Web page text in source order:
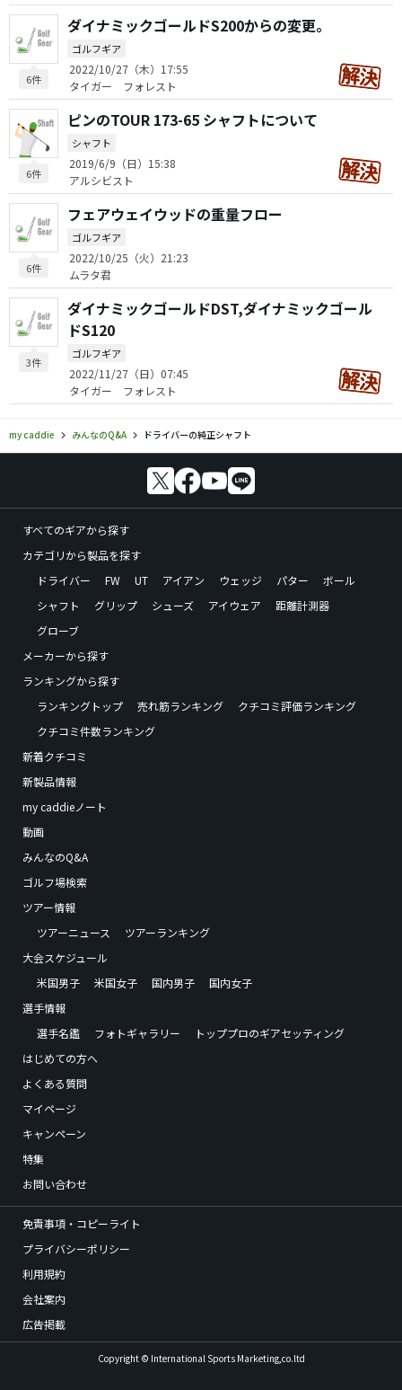
6件
ダイナミックゴールドS200からの変更。
ゴルフギア
2022/10/27（木）17:55
タイガー フォレスト
6件
ピンのTOUR 173-65 シャフトについて
シャフト
2019/6/9（日）15:38
アルシビスト
6件
フェアウェイウッドの重量フロー
ゴルフギア
2022/10/25（火）21:23
ムラタ君
3件
ダイナミックゴールドDST,ダイナミックゴール
ドS120
ゴルフギア
2022/11/27（日）07:45
タイガー フォレスト
my caddie みんなのQ&A ドライバーの純正シャフト
すべてのギアから探す
カテゴリから製品を探す
ドライバー
FW UT アイアン ウェッジ パター
ボール
シャフト
グリップ シューズ アイウェア
距離計測器
グローブ
メーカーから探す
ランキングから探す
ランキングトップ
売れ筋ランキング
クチコミ評価ランキング
クチコミ件数ランキング
新着クチコミ
新製品情報
my caddieノート
動画
みんなのQ&A
ゴルフ場検索
ツアー情報
ツアーニュース
ツアーランキング
大会スケジュール
米国男子
米国女子 国内男子
国内女子
選手情報
選手名鑑
フォトギャラリー
トッププロのギアセッティング
はじめての方へ
よくある質問
マイページ
キャンペーン
特集
お問い合わせ
免責事項・コピーライト
プライバシーポリシー
利用規約
会社案内
広告掲載
Copyright © International Sports Marketing,co.ltd